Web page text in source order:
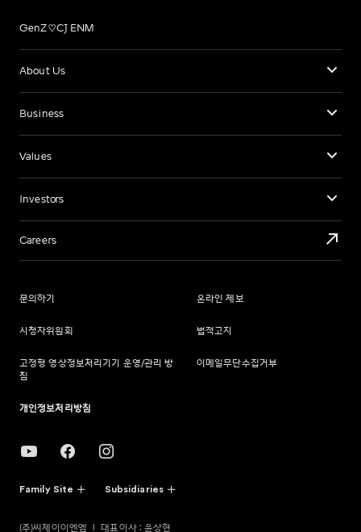
GenZ♡CJ ENM
About Us
Business
Values
Investors
Careers
문의하기 온라인 제보
시청자위원회 법적고지
고정형 영상정보처리기기 운영/관리 방
침
이메일무단수집거부
개인정보처리방침
Family Site Subsidiaries
(주)씨제이이엔엠 대표이사 : 윤상현